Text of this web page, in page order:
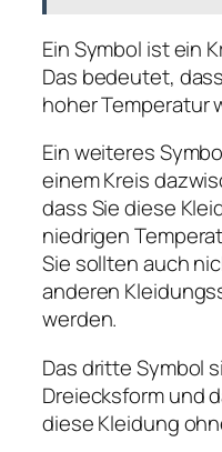
Ein Symbol ist ein
Das bedeutet,
hoher Temperatur
Ein weiteres
einem Kreis
dass Sie diese
niedrigen
Sie sollten auch
anderen
werden.
Das dritte Symbol
Dreiecksform und
diese Kleidung